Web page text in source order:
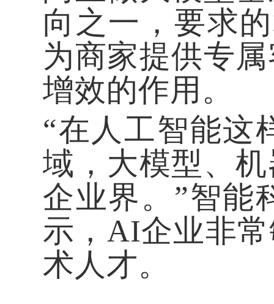
向之一，要求
为商家提供专
增效的作用。
“在人工智能这
域，大模型、
企业界。”智能
示，AI企业非
术人才。